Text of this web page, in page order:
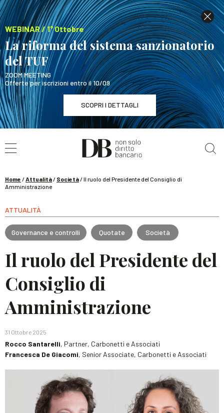
WEBINAR / 1° Ottobre
La riforma del sistema sanzionatorio
del TUF
ZOOM MEETING
Offerte per iscrizioni entro il 10/09
SCOPRI I DETTAGLI
WEBINAR / 1° Ottobre
La riforma del sistema sanzionatorio del TUF
Home /Attualità/ Società/Il ruolo del Presidente del Consiglio di
Amministrazione
ATTUALITÀ
Governance e controlli Quotate Società
Il ruolo del Presidente del
Consiglio di
Amministrazione
31 Ottobre 2025
Rocco Santarelli, Partner, Carbonetti e Associati
Francesca De Giacomi, Senior Associate, Carbonetti e Associati